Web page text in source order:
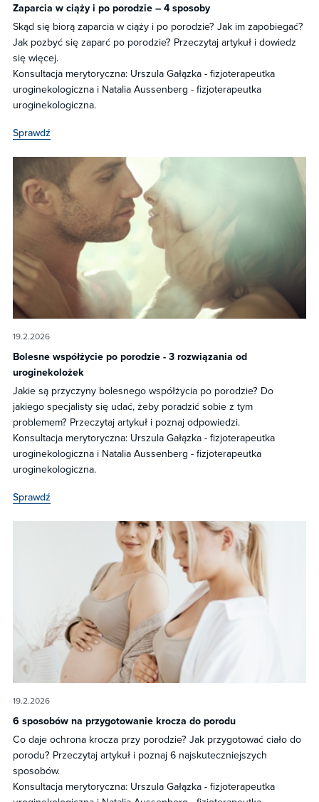
Zaparcia w ciąży i po porodzie – 4 sposoby
Skąd się biorą zaparcia w ciąży i po porodzie? Jak im zapobiegać?
Jak pozbyć się zaparć po porodzie? Przeczytaj artykuł i dowiedz
się więcej.
Konsultacja merytoryczna: Urszula Gałązka - fizjoterapeutka
uroginekologiczna i Natalia Aussenberg - fizjoterapeutka
uroginekologiczna.
Sprawdź
19.2.2026
Bolesne współżycie po porodzie - 3 rozwiązania od
uroginekolożek
Jakie są przyczyny bolesnego współżycia po porodzie? Do
jakiego specjalisty się udać, żeby poradzić sobie z tym
problemem? Przeczytaj artykuł i poznaj odpowiedzi.
Konsultacja merytoryczna: Urszula Gałązka - fizjoterapeutka
uroginekologiczna i Natalia Aussenberg - fizjoterapeutka
uroginekologiczna.
Sprawdź
19.2.2026
6 sposobów na przygotowanie krocza do porodu
Co daje ochrona krocza przy porodzie? Jak przygotować ciało do
porodu? Przeczytaj artykuł i poznaj 6 najskuteczniejszych
sposobów.
Konsultacja merytoryczna: Urszula Gałązka - fizjoterapeutka